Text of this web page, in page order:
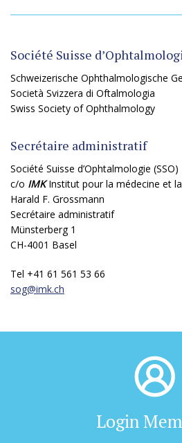
Société Suisse
Schweizerische Ophthalmologische
Società Svizzera di Oftalmologia
Swiss Society of Ophthalmology
Secrétaire administratif
Société Suisse d’Ophtalmologie (SSO)
c/o IMKInstitut pour la médecine et
Harald F. Grossmann
Secrétaire administratif
Münsterberg 1
CH-4001 Basel
Tel +41 61 561 53 66
sog@imk.ch
Login